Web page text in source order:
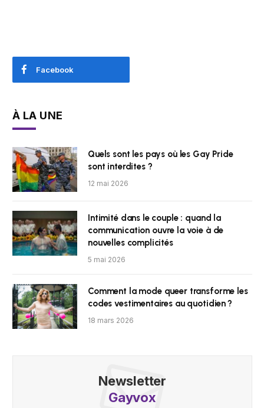
Facebook
À LA UNE
Quels sont les pays où les Gay Pride
sont interdites ?
12 mai 2026
Intimité dans le couple : quand la
communication ouvre la voie à de
nouvelles complicités
5 mai 2026
Comment la mode queer transforme les
codes vestimentaires au quotidien ?
18 mars 2026
Newsletter
Gayvox